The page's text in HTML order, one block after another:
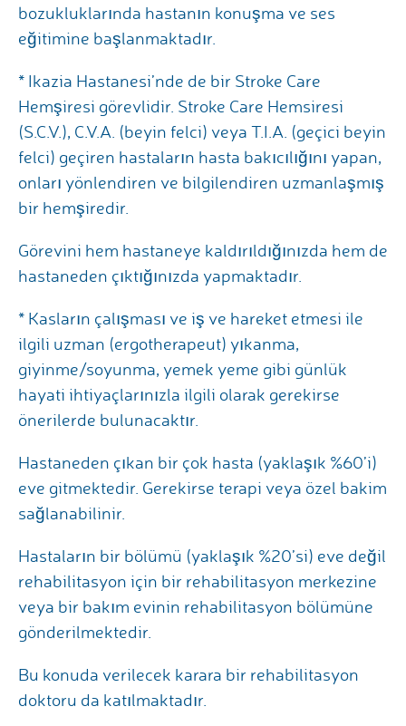
bozukluklarında hastanın konuşma ve ses
eğitimine başlanmaktadır.
* Ikazia Hastanesi’nde de bir Stroke Care
Hemşiresi görevlidir. Stroke Care Hemsiresi
(S.C.V.), C.V.A. (beyin felci) veya T.I.A. (geçici beyin
felci) geçiren hastaların hasta bakıcılığını yapan,
onları yönlendiren ve bilgilendiren uzmanlaşmış
bir hemşiredir.
Görevini hem hastaneye kaldırıldığınızda hem de
hastaneden çıktığınızda yapmaktadır.
* Kasların çalışması ve iş ve hareket etmesi ile
ilgili uzman (ergotherapeut) yıkanma,
giyinme/soyunma, yemek yeme gibi günlük
hayati ihtiyaçlarınızla ilgili olarak gerekirse
önerilerde bulunacaktır.
Hastaneden çıkan bir çok hasta (yaklaşık %60’i)
eve gitmektedir. Gerekirse terapi veya özel bakim
sağlanabilinir.
Hastaların bir bölümü (yaklaşık %20’si) eve değil
rehabilitasyon için bir rehabilitasyon merkezine
veya bir bakım evinin rehabilitasyon bölümüne
gönderilmektedir.
Bu konuda verilecek karara bir rehabilitasyon
doktoru da katılmaktadır.